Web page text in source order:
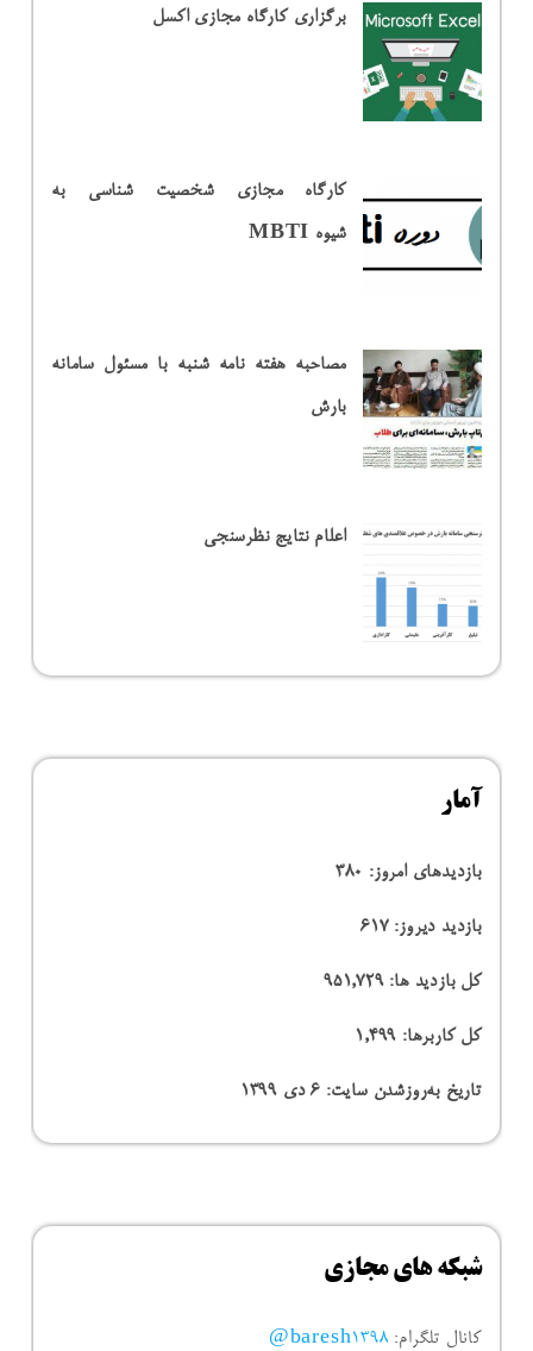
برگزاری کارگاه مجازی اکسل
کارگاه مجازی شخصیت شناسی به
شیوه MBTI
مصاحبه هفته نامه شنبه با مسئول سامانه
بارش
اعلام نتایج نظرسنجی
آمار
بازدیدهای امروز: 380
بازدید دیروز:617
کل بازدید ها:951,729
کل کاربرها: 1,499
تاریخ به‌روزشدن سایت:۶ دی ۱۳۹۹
شبکه های مجازی
کانال تلگرام: baresh1398@